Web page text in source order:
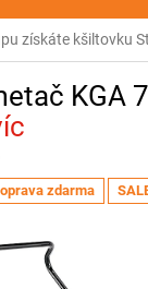
získáte kšiltovku
KGA
zdarma